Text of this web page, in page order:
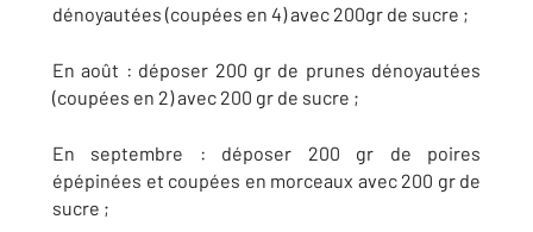
dénoyautées (coupées en 4) avec 200gr de sucre ;
En août : déposer 200 gr de prunes dénoyautées
(coupées en 2) avec 200 gr de sucre ;
En septembre : déposer 200 gr de poires
épépinées et coupées en morceaux avec 200 gr de
sucre ;